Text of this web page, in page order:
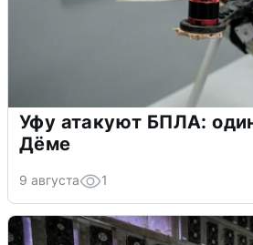
Уфу атакуют БПЛА:
Дёме
9 августа 1